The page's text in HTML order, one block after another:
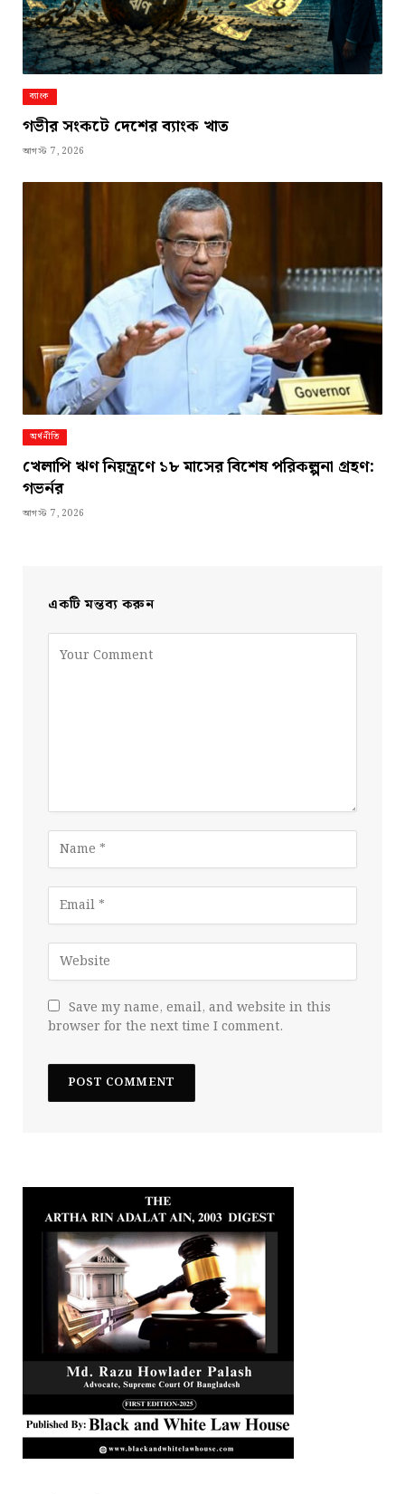
ব্যাংক
গভীর সংকটে দেশের ব্যাংক খাত
আগস্ট 7, 2026
অর্থনীতি
খেলাপি ঋণ নিয়ন্ত্রণে ১৮ মাসের বিশেষ পরিকল্পনা গ্রহণ:
গভর্নর
আগস্ট 7, 2026
একটি মন্তব্য করুন
Save my name, email, and website in this
browser for the next time I comment.